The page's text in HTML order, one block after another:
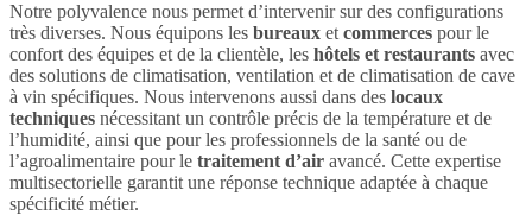
Notre polyvalence nous permet d’intervenir sur des configurations
très diverses. Nous équipons les bureaux et commerces pour le
confort des équipes et de la clientèle, les hôtels et restaurants avec
des solutions de climatisation, ventilation et de climatisation de cave
à vin spécifiques. Nous intervenons aussi dans des locaux
techniques nécessitant un contrôle précis de la température et de
l’humidité, ainsi que pour les professionnels de la santé ou de
l’agroalimentaire pour le traitement d’air avancé. Cette expertise
multisectorielle garantit une réponse technique adaptée à chaque
spécificité métier.